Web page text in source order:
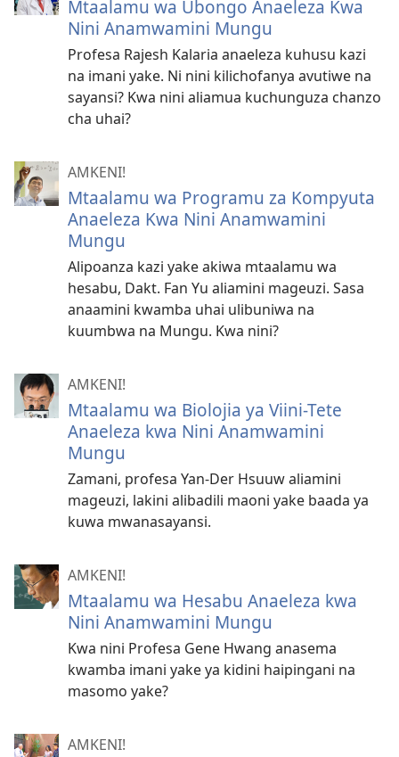
Mtaalamu wa Ubongo Anaeleza Kwa
Nini Anamwamini Mungu
Profesa Rajesh Kalaria anaeleza kuhusu kazi
na imani yake. Ni nini kilichofanya avutiwe na
sayansi? Kwa nini aliamua kuchunguza chanzo
cha uhai?
AMKENI!
Mtaalamu wa Programu za Kompyuta
Anaeleza Kwa Nini Anamwamini
Mungu
Alipoanza kazi yake akiwa mtaalamu wa
hesabu, Dakt. Fan Yu aliamini mageuzi. Sasa
anaamini kwamba uhai ulibuniwa na
kuumbwa na Mungu. Kwa nini?
AMKENI!
Mtaalamu wa Biolojia ya Viini-Tete
Anaeleza kwa Nini Anamwamini
Mungu
Zamani, profesa Yan-Der Hsuuw aliamini
mageuzi, lakini alibadili maoni yake baada ya
kuwa mwanasayansi.
AMKENI!
Mtaalamu wa Hesabu Anaeleza kwa
Nini Anamwamini Mungu
Kwa nini Profesa Gene Hwang anasema
kwamba imani yake ya kidini haipingani na
masomo yake?
AMKENI!